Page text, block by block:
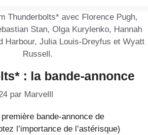
: la bande-annonce
par Marvelll
bande-annonce de
l’importance de l’astérisque)